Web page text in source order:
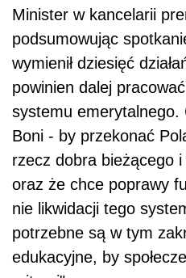
Minister w kancelarii
podsumowując
wymienił dziesięć
powinien dalej
systemu emerytalnego.
Boni - by przekonać
rzecz dobra bieżącego
oraz że chce poprawy
nie likwidacji tego
potrzebne są w tym
edukacyjne, by